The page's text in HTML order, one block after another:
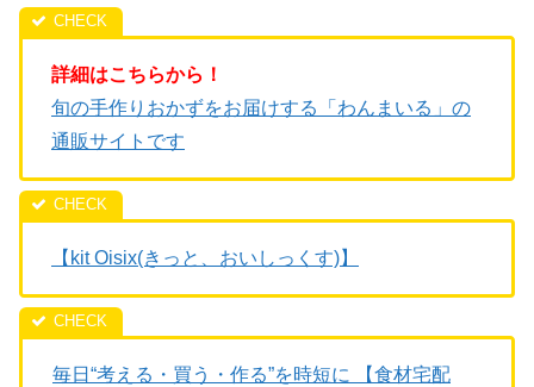
詳細はこちらから！
旬の手作りおかずをお届けする「わんまいる」の
通販サイトです
【kit Oisix(きっと、おいしっくす)】
毎日“考える・買う・作る”を時短に 【食材宅配